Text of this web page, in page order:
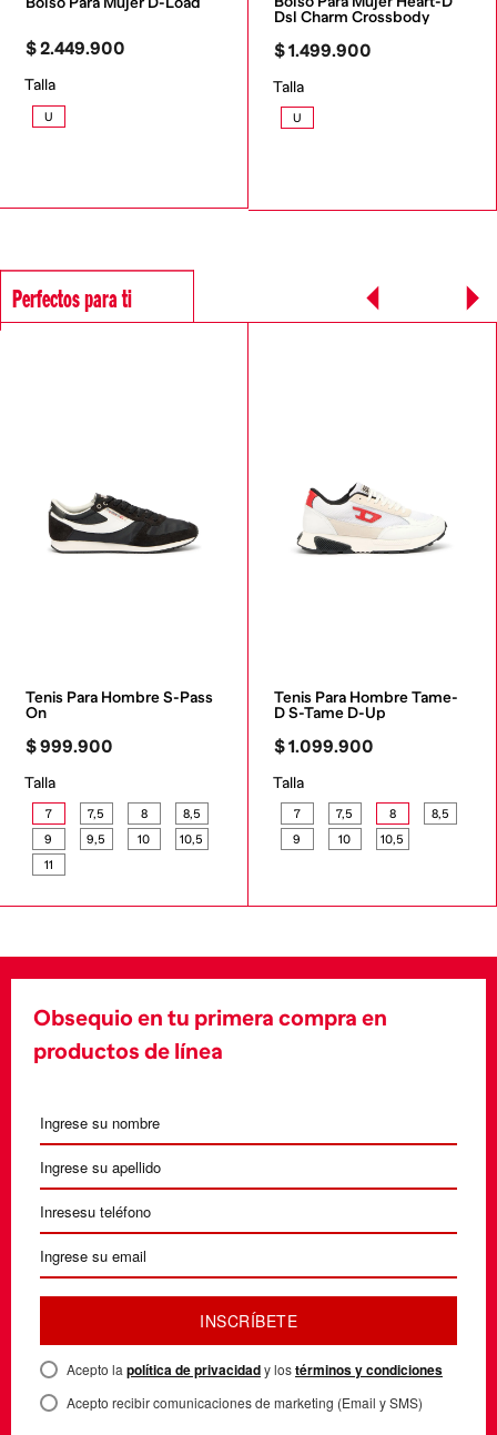
$2.449.900
Talla
U
Dsl Charm Crossbody
$1.499.900
Talla
U
Perfectos para ti
Tenis Para Hombre S-Pass
On
$999.900
Talla
7 7,5 8
8,5
9
9,5 10
10,5
11
Tenis Para Hombre Tame-
D S-Tame D-Up
$1.099.900
Talla
7 7,5 8
8,5
9
10 10,5
Obsequio en tu primera compra en
productos de línea
INSCRÍBETE
Acepto la política de privacidady lostérminos y condiciones
Acepto recibir comunicaciones de marketing (Email y SMS)